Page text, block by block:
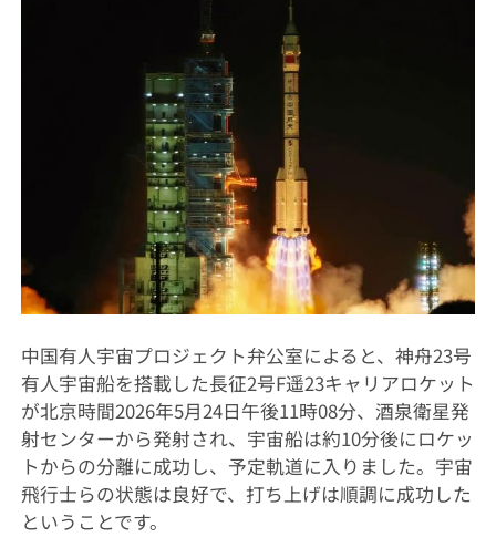
中国有人宇宙プロジェクト弁公室によると、神舟23号
有人宇宙船を搭載した長征2号F遥23キャリアロケット
が北京時間2026年5月24日午後11時08分、酒泉衛星発
射センターから発射され、宇宙船は約10分後にロケッ
トからの分離に成功し、予定軌道に入りました。宇宙
飛行士らの状態は良好で、打ち上げは順調に成功した
ということです。